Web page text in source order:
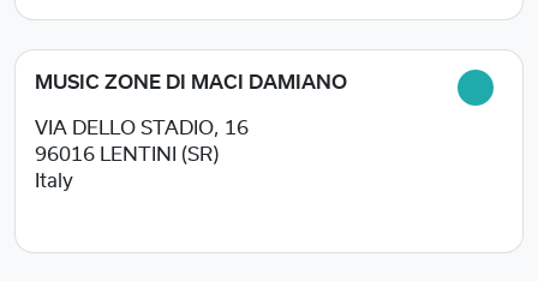
MUSIC ZONE DI MACI DAMIANO
VIA DELLO STADIO, 16
96016
LENTINI (SR)
Italy